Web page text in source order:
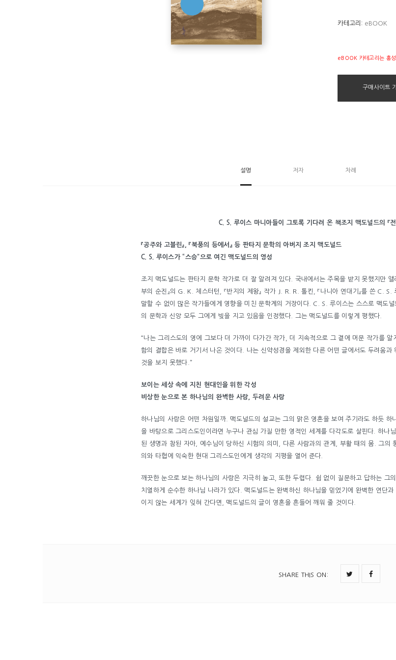
카테고리: eBOOK
eBOOK 카테고리는 홍
구매사이트
설명 저자 차례
C. S. 루이스 마니아들이 그토록 기다려 온 책조지 맥도널드의 『
『공주와 고블린』, 『북풍의 등에서』 등 판타지 문학의 아버지 조지 맥도널드
C. S. 루이스가 “스승”으로 여긴 맥도널드의 영성
조지 맥도널드는 판타지 문학 작가로 더 잘 알려져 있다. 국내에서는 주목을 받지 못했지만 앨
부의 순진』의 G. K. 체스터턴, 『반지의 제왕』 작가 J. R. R. 톨킨, 『나니아 연대기』를 쓴 C.
말할 수 없이 많은 작가들에게 영향을 미친 문학계의 거장이다. C. S. 루이스는 스스로 맥도
의 문학과 신앙 모두 그에게 빚을 지고 있음을 인정했다. 그는 맥도널드를 이렇게 평했다.
“나는 그리스도의 영에 그보다 더 가까이 다가간 작가, 더 지속적으로 그 곁에 머문 작가를
함의 결합은 바로 거기서 나온 것이다. 나는 신약성경을 제외한 다른 어떤 글에서도 두려움과
것을 보지 못했다.”
보이는 세상 속에 지친 현대인을 위한 각성
비상한 눈으로 본 하나님의 완벽한 사랑, 두려운 사랑
하나님의 사랑은 어떤 차원일까. 맥도널드의 설교는 그의 맑은 영혼을 보여 주기라도 하듯 하
을 바탕으로 그리스도인이라면 누구나 관심 가질 만한 영적인 세계를 다각도로 살핀다. 하나
된 생명과 참된 자아, 예수님이 당하신 시험의 의미, 다른 사람과의 관계, 부활 때의 몸. 그의
의와 타협에 익숙한 현대 그리스도인에게 생각의 지평을 열어 준다.
깨끗한 눈으로 보는 하나님의 사랑은 지극히 높고, 또한 두렵다. 쉼 없이 질문하고 답하는 그
치열하게 순수한 하나님 나라가 있다. 맥도널드는 완벽하신 하나님을 믿었기에 완벽한 연단
이지 않는 세계가 잊혀 간다면, 맥도널드의 글이 영혼을 흔들어 깨워 줄 것이다.
그의 작품 면면에 흐르는 사랑과 선은, 흥미로운 캐릭터와 재치 넘치는 대사, 뛰어난 상상력과 가슴 뭉클한 감동을 더하며 자연
한다. 『공주와 고블린』, 『북풍의 등에서』, 『황금 열쇠』, 『가벼운 공주』, 『현명한 여인』, 『판타스테스』, 『릴리스』는 어린아이뿐 아
게도 공감을 일으키며 전혀 새로운 차원의 세계로 이끈다. 이 외에 설교집인 『전하지 않은 설교』, 『우리 주님의 기적』 등이 있다.
SHARE THIS ON :